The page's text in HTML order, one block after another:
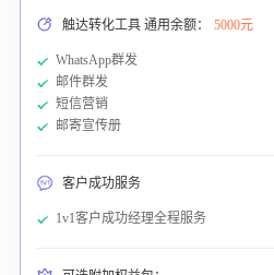
触达转化工具 通用余额： 5000元
WhatsApp群发
邮件群发
短信营销
邮寄宣传册
客户成功服务
1v1客户成功经理全程服务